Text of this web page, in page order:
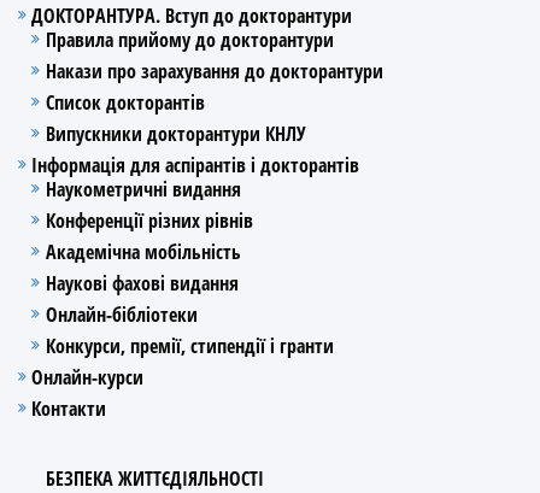
ДОКТОРАНТУРА. Вступ до докторантури
Правила прийому до докторантури
Накази про зарахування до докторантури
Список докторантів
Випускники докторантури КНЛУ
Інформація для аспірантів і докторантів
Наукометричні видання
Конференції різних рівнів
Академічна мобільність
Наукові фахові видання
Онлайн-бібліотеки
Конкурси, премії, стипендії і гранти
Онлайн-курси
Контакти
БЕЗПЕКА ЖИТТЄДІЯЛЬНОСТІ